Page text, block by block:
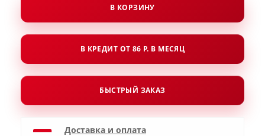
В КОРЗИНУ
В КРЕДИТ ОТ 86 Р. В МЕСЯЦ
БЫСТРЫЙ ЗАКАЗ
Доставка и оплата